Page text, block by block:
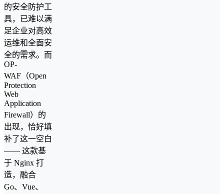
的安全防护工
具，已难以满
足企业对高效
运维和全面安
全的需求。而
OP-
WAF（Open
Protection
Web
Application
Firewall）的
出现，恰好填
补了这一空白
—— 这款基
于 Nginx 打
造，融合
Go、Vue、